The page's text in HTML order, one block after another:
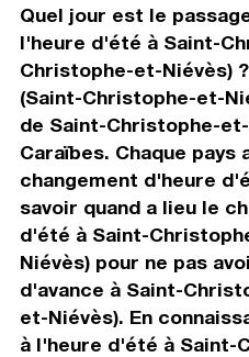
Quel jour est le
l'heure d'été à Saint-
Christophe-et-Niévès)
(Saint-Christophe-et-
de Saint-Christophe-
Caraïbes. Chaque
changement d'heure
savoir quand a lieu le
d'été à Saint-
Niévès) pour ne pas
d'avance à Saint-
et-Niévès). En
à l'heure d'été à Saint-